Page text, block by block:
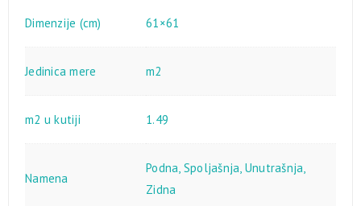
Dimenzije (cm) 61×61
Jedinica mere m2
m2 u kutiji 1.49
Namena
Podna, Spoljašnja, Unutrašnja,
Zidna